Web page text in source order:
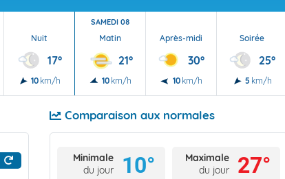
Nuit
17°
10 km/h
SAMEDI 08
Matin
21°
10 km/h
Après-midi
30°
10 km/h
Soirée
25°
5 km/h
Comparaison aux normales
Minimale
du jour
10°
Maximale
du jour
27°